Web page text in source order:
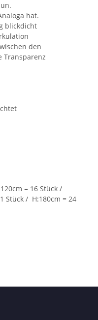
hat.
blickdicht
den
Transparenz
= 16 Stück /
Stück / H:180cm = 24